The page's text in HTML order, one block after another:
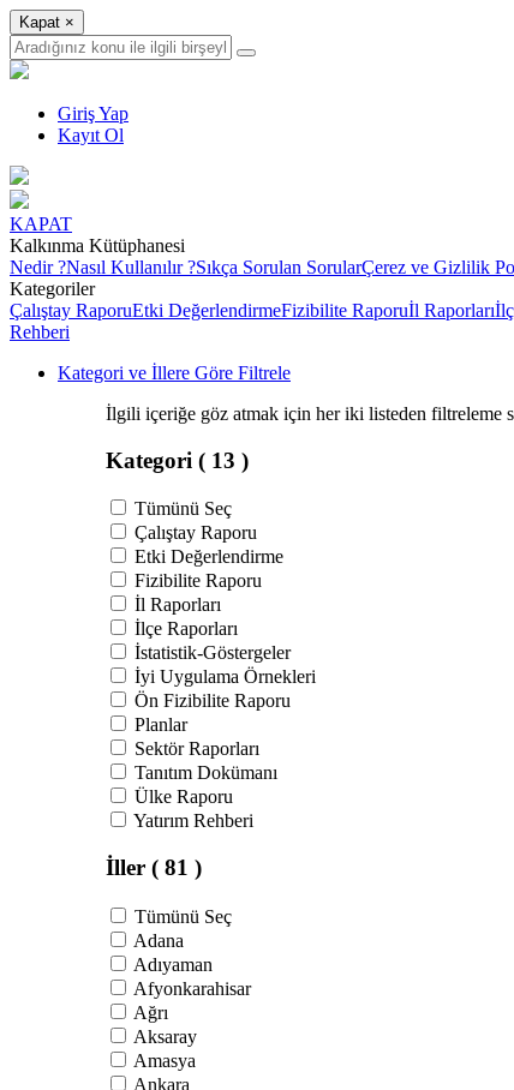
Kapat ×
Giriş Yap
Kayıt Ol
KAPAT
Kalkınma Kütüphanesi
Nedir ?Nasıl Kullanılır ?Sıkça Sorulan SorularÇerez ve Gizlilik
Kategoriler
Çalıştay RaporuEtki DeğerlendirmeFizibilite Raporuİl Raporları
Rehberi
Kategori ve İllere Göre Filtrele
İlgili içeriğe göz atmak için her iki listeden filtreleme
Kategori ( 13 )
Tümünü Seç
Çalıştay Raporu
Etki Değerlendirme
Fizibilite Raporu
İl Raporları
İlçe Raporları
İstatistik-Göstergeler
İyi Uygulama Örnekleri
Ön Fizibilite Raporu
Planlar
Sektör Raporları
Tanıtım Dokümanı
Ülke Raporu
Yatırım Rehberi
İller ( 81 )
Tümünü Seç
Adana
Adıyaman
Afyonkarahisar
Ağrı
Aksaray
Amasya
Ankara